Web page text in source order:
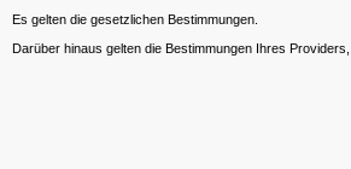
Es gelten die gesetzlichen Bestimmungen.
Darüber hinaus gelten die Bestimmungen Ihres